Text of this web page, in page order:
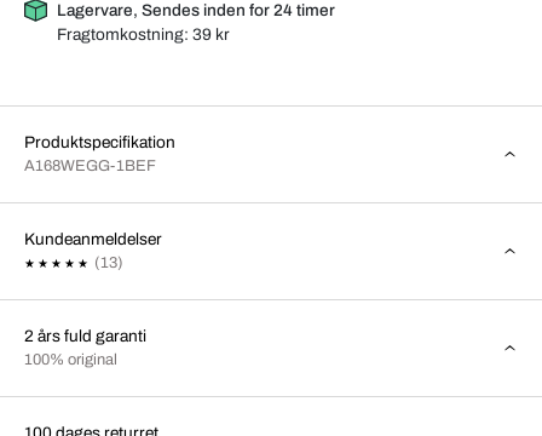
Lagervare, Sendes inden for 24 timer
Fragtomkostning:39 kr
Produktspecifikation
A168WEGG-1BEF
Kundeanmeldelser
(13)
2 års fuld garanti
100% original